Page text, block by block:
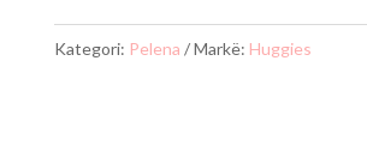
18kg
Kategori: Pelena Markë: Huggies